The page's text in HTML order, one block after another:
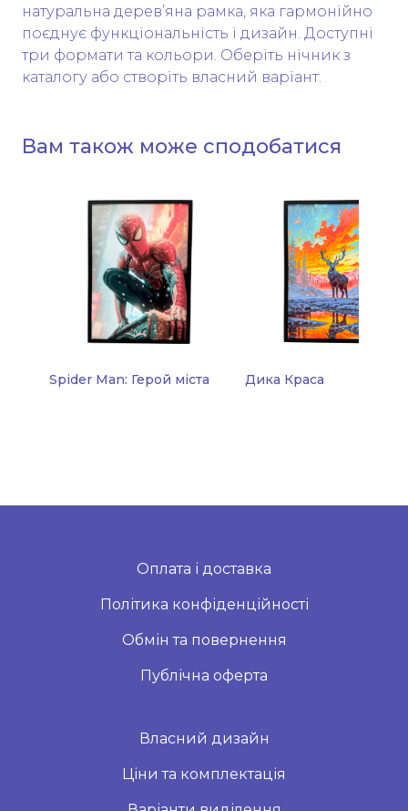
натуральна дерев’яна рамка, яка гармонійно
поєднує функціональність і дизайн. Доступні
три формати та кольори. Оберіть нічник з
каталогу або створіть власний варіант.
Вам також може сподобатися
Spider Man: Герой міста Дика Краса
Оплата і доставка
Політика конфіденційності
Обмін та повернення
Публічна оферта
Власний дизайн
Ціни та комплектація